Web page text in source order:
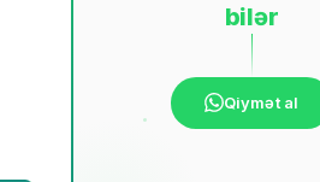
bilər
Qiymət al